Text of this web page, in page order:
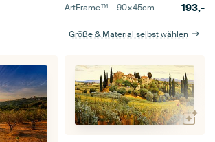
ArtFrame™ –90×45cm 193,-
Größe & Material selbst wählen